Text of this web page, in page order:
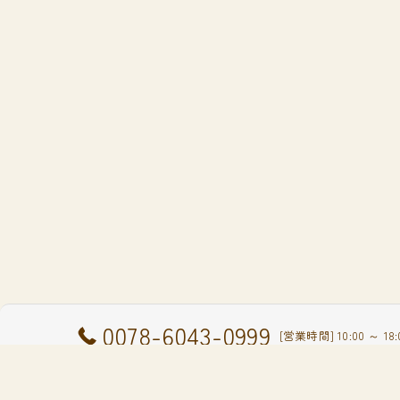
0078-6043-0999 [営業時間] 10:00 ～